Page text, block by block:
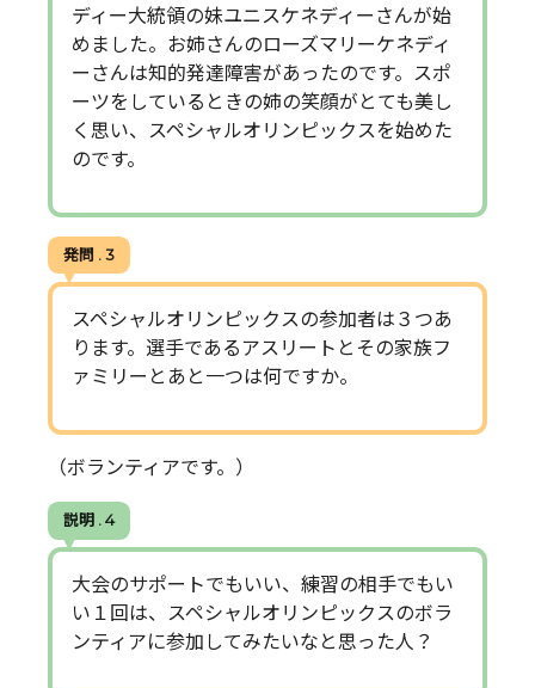
ディー大統領の妹ユニスケネディーさんが始
めました。お姉さんのローズマリーケネディ
ーさんは知的発達障害があったのです。スポ
ーツをしているときの姉の笑顔がとても美し
く思い、スペシャルオリンピックスを始めた
のです。
発問 . 3
スペシャルオリンピックスの参加者は３つあ
ります。選手であるアスリートとその家族フ
ァミリーとあと一つは何ですか。
（ボランティアです。）
説明 . 4
大会のサポートでもいい、練習の相手でもい
い１回は、スペシャルオリンピックスのボラ
ンティアに参加してみたいなと思った人？